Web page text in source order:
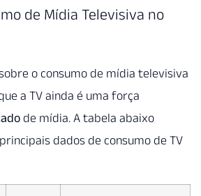
de Mídia Televisiva no
o consumo de mídia televisiva
a TV ainda é uma força
de mídia. A tabela abaixo
dados de consumo de TV